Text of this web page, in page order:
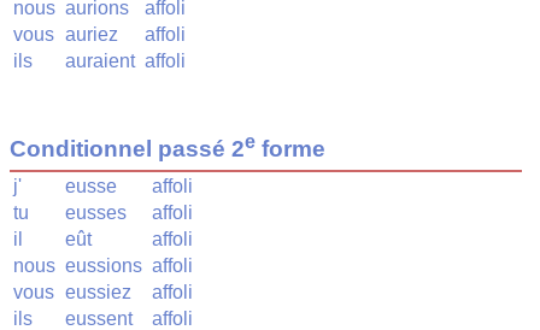
nous aurions
affoli
vous auriez
affoli
ils
auraient affoli
Conditionnel passé 2e forme
j' eusse
affoli
tu
eusses
affoli
il
eût
affoli
nous eussions affoli
vous eussiez
affoli
ils
eussent affoli